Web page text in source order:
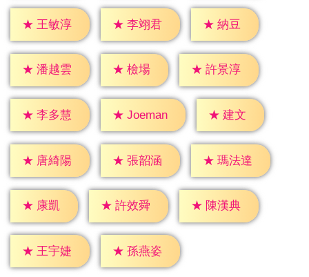
★ 王敏淳 ★ 李翊君 ★ 納豆
★ 潘越雲 ★ 檢場 ★ 許景淳
★ 李多慧 ★ Joeman ★ 建文
★ 唐綺陽 ★ 張韶涵 ★ 瑪法達
★ 康凱 ★ 許效舜 ★ 陳漢典
★ 王宇婕 ★ 孫燕姿